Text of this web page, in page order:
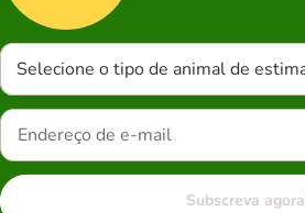
Selecione o tipo de animal de
Subscreva